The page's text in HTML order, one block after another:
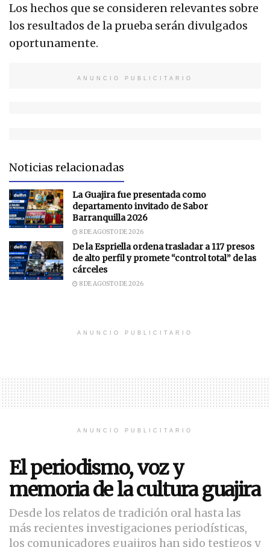
Los hechos que se consideren relevantes sobre
los resultados de la prueba serán divulgados
oportunamente.
ANUNCIO PUBLICITARIO
Noticias relacionadas
La Guajira fue presentada como
departamento invitado de Sabor
Barranquilla 2026
8 DE AGOSTO DE 2026
De la Espriella ordena trasladar a 117 presos
de alto perfil y promete “control total” de las
cárceles
8 DE AGOSTO DE 2026
ANUNCIO PUBLICITARIO
ANUNCIO PUBLICITARIO
El periodismo, voz y
memoria de la cultura guajira
Desde los relatos de tradición oral hasta las
más recientes investigaciones periodísticas,
los comunicadores guajiros han sido testigos y